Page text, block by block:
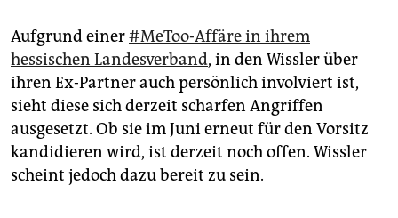
Aufgrund einer#MeToo-Affäre in ihrem
hessischen Landesverband, in den Wissler über
ihren Ex-Partner auch persönlich involviert ist,
sieht diese sich derzeit scharfen Angriffen
ausgesetzt. Ob sie im Juni erneut für den Vorsitz
kandidieren wird, ist derzeit noch offen. Wissler
scheint jedoch dazu bereit zu sein.